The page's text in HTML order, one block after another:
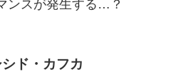
ンスが発生する…？
ド・カフカ